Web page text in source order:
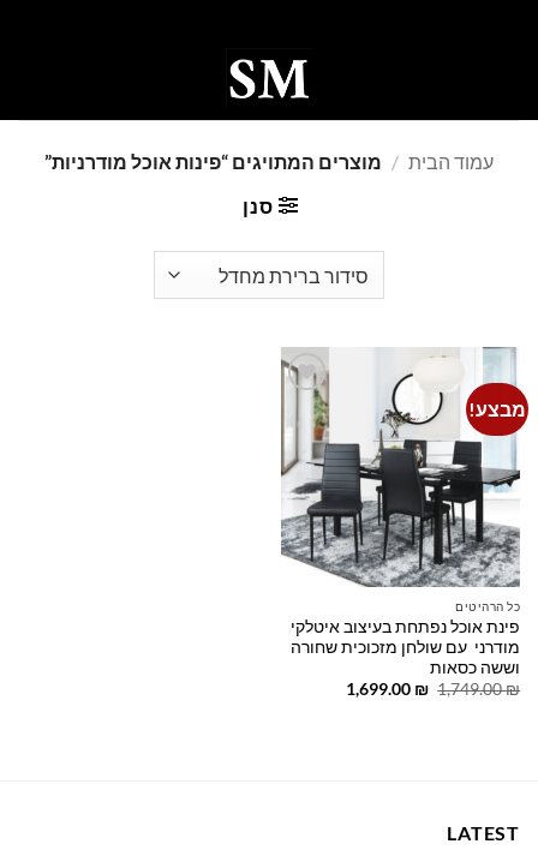
עמוד הבית / מוצרים המתויגים “פינות אוכל מודרניות”
סנן
מבצע!
Add to
wishlist
כל הרהיטים
פינת אוכל נפתחת בעיצוב איטלקי
מודרני עם שולחן מזכוכית שחורה
וששה כסאות
1,749.00₪
המחיר
1,699.00 ₪
המחיר
LATEST